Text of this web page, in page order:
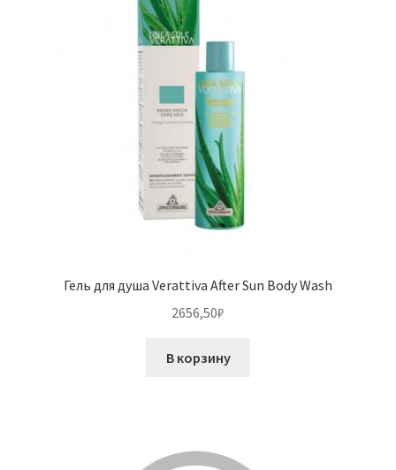
Гель для душа Verattiva After Sun Body Wash
2656,50₽
В корзину